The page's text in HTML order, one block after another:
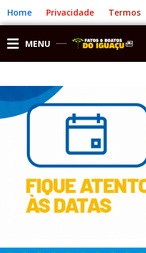
para
o
conteúdo
Home Privacidade Termos
MENU